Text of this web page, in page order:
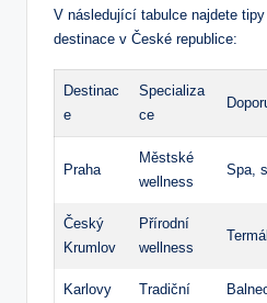
V následující tabulce najdete
destinace v České republice:
Destinac
e
Specializa
ce
Praha
Městské
wellness
Spa,
Český
Krumlov
Přírodní
wellness
Karlovy
Tradiční